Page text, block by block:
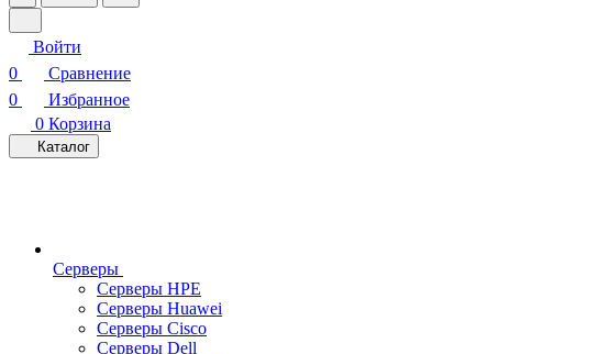
Войти
0
Сравнение
0
Избранное
0 Корзина
Каталог
Серверы
Серверы HPE
Серверы Huawei
Серверы Cisco
Серверы Dell